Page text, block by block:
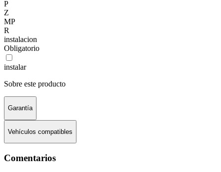
P
Z
MP
R
instalacion
Obligatorio
instalar
Sobre este producto
Garantía
Vehículos compatibles
Comentarios